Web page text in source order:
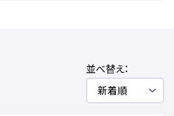
並べ替え：